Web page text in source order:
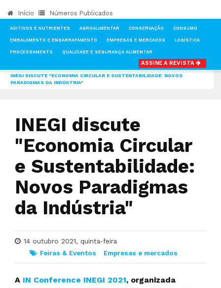
Início Números Publicados
ADITIVOS E NUTRIENTES AGROALIMENTAR CONSERVAÇÃO CONSUMO
EMBALAMENTO E ENGARRAFAMENTO EMPRESAS E MERCADOS LOGÍSTICA
PROCESSAMENTO QUALIDADE E SEGURANÇA ALIMENTAR
ASSINE A REVISTA
INEGI DISCUTE "ECONOMIA CIRCULAR E SUSTENTABILIDADE: NOVOS
PARADIGMAS DA INDÚSTRIA"
INEGI discute
"Economia Circular
e Sustentabilidade:
Novos Paradigmas
da Indústria"
14 outubro 2021, quinta-feira
Feiras & Eventos
Empresas e mercados
A IN Conference INEGI 2021, organizada